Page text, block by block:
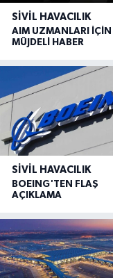
SIVIL HAVACILIK
AIM UZMANLARI İÇİN
MÜJDELİ HABER
SIVIL HAVACILIK
BOEING'TEN FLAŞ
AÇIKLAMA